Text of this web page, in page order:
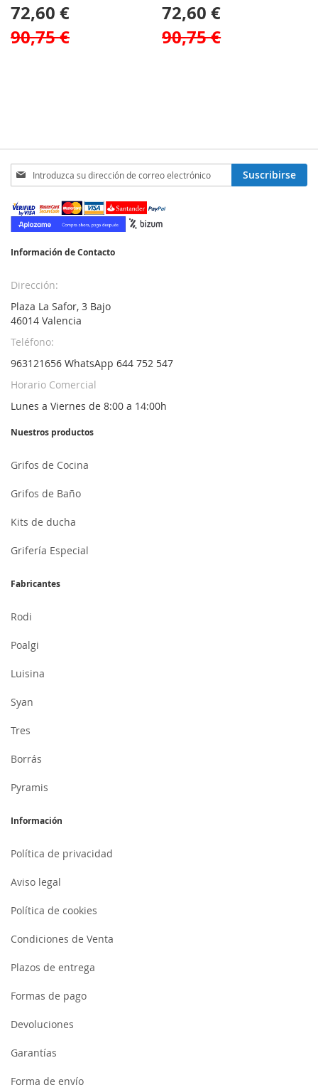
72,60 €
90,75 €
72,60 €
90,75 €
Inscríbase
a
nuestro
boletín
de
Suscribirse
Información de Contacto
Dirección:
Plaza La Safor, 3 Bajo
46014 Valencia
Teléfono:
963121656 WhatsApp 644 752 547
Horario Comercial
Lunes a Viernes de 8:00 a 14:00h
Nuestros productos
Grifos de Cocina
Grifos de Baño
Kits de ducha
Grifería Especial
Fabricantes
Rodi
Poalgi
Luisina
Syan
Tres
Borrás
Pyramis
Información
Política de privacidad
Aviso legal
Política de cookies
Condiciones de Venta
Plazos de entrega
Formas de pago
Devoluciones
Garantías
Forma de envío